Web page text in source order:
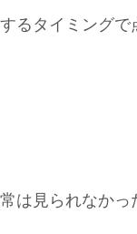
るタイミングで
は見られなかっ